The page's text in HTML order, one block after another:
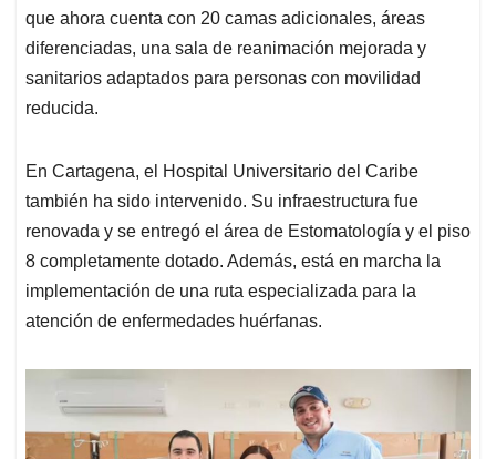
que ahora cuenta con 20 camas adicionales, áreas
diferenciadas, una sala de reanimación mejorada y
sanitarios adaptados para personas con movilidad
reducida.
En Cartagena, el Hospital Universitario del Caribe
también ha sido intervenido. Su infraestructura fue
renovada y se entregó el área de Estomatología y el piso
8 completamente dotado. Además, está en marcha la
implementación de una ruta especializada para la
atención de enfermedades huérfanas.